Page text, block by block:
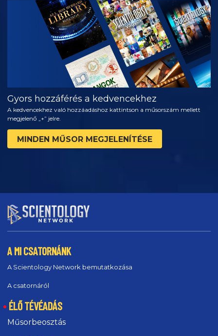
MŰSORNÉZÉS
A SOROZAT
RÉSZEI
Gyors hozzáférés a kedvencekhez
A kedvencekhez való hozzáadáshoz kattintson a műsorszám mellett
megjelenő „+” jelre.
MINDEN MŰSOR MEGJELENÍTÉSE
A MI CSATORNÁNK
A Scientology Network bemutatkozása
A csatornáról
ÉLŐ TÉVÉADÁS
Műsorbeosztás